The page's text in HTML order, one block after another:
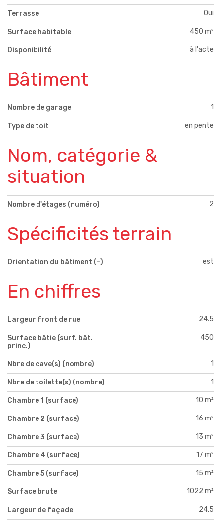
Terrasse Oui
Surface habitable 450 m²
Disponibilité à l'acte
Bâtiment
Nombre de garage 1
Type de toit en pente
Nom, catégorie &
situation
Nombre d'étages (numéro) 2
Spécificités terrain
Orientation du bâtiment (-) est
En chiffres
Largeur front de rue 24.5
Surface bâtie (surf. bât.
princ.)
450
Nbre de cave(s) (nombre) 1
Nbre de toilette(s) (nombre) 1
Chambre 1 (surface) 10 m²
Chambre 2 (surface) 16 m²
Chambre 3 (surface) 13 m²
Chambre 4 (surface) 17 m²
Chambre 5 (surface) 15 m²
Surface brute 1022 m²
Largeur de façade 24.5